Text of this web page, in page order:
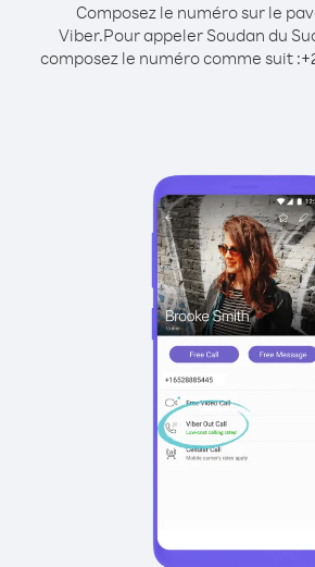
Composez le numéro sur le
Viber.Pour appeler Soudan du
composez le numéro comme suit :+